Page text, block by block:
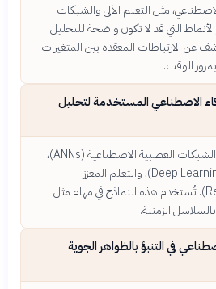
مثل التعلم الآلي والشبكات
التي قد لا تكون واضحة للتحليل
عن الارتباطات المعقدة بين المتغيرات
الوقت.
الاصطناعي المستخدمة لتحليل
تشمل النماذج المستخدمة الشبكات العصبية الاصطناعية (ANNs)،
وشبكات التعلم العميق (Deep Learning)، والتعلم المعزز
(Reinforcement Learning). تُستخدم هذه النماذج في مهام مثل
الزمنية.
في التنبؤ بالظواهر الجوية